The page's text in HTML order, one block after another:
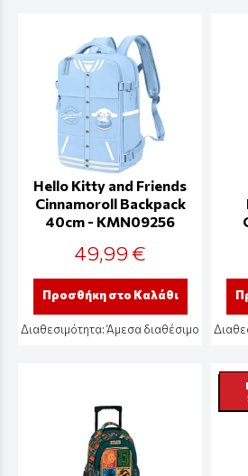
Hello Kitty and Friends
Cinnamoroll Backpack
40cm - KMN09256
49,99 €
Προσθήκη στο Καλάθι
Διαθεσιμότητα:Άμεσα διαθέσιμο